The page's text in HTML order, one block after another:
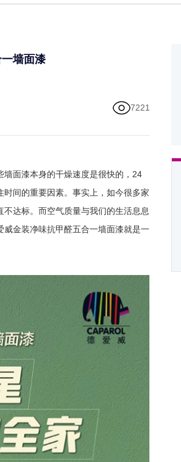
墙面漆
7221
面漆本身的干燥速度是很快的，24
间的重要因素。事实上，如今很多家
达标。而空气质量与我们的生活息息
金装净味抗甲醛五合一墙面漆就是一